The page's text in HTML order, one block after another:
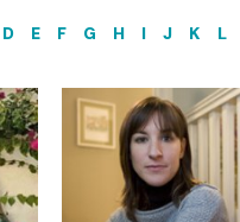
D E F G H I J K L